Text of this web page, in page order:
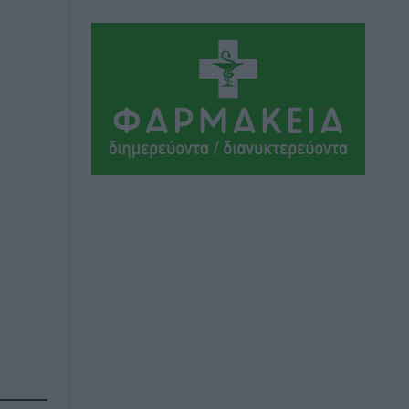
Σύμη: Στον 8ο αγνοούμενο Γερμανό
τουρίστα ανήκει η σορός που
εντοπίστηκε
Τοπικές Ειδήσεις• πριν 4 ώρες